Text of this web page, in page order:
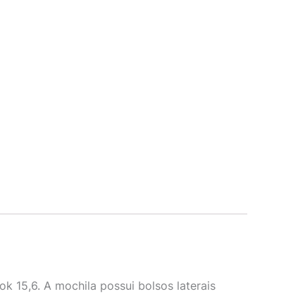
15,6. A mochila possui bolsos laterais